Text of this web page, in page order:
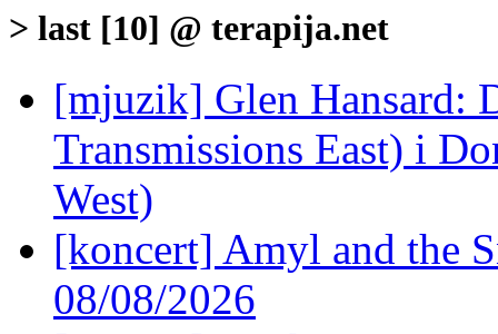
> last [10] @ terapija.net
[mjuzik] Glen Hansard:
Transmissions East) i
West)
[koncert] Amyl and the
08/08/2026